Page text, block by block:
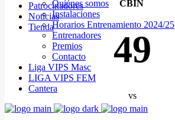
Quiénes somos
Instalaciones
Horarios Entrenamiento 2024/25
Entrenadores
Premios
Contacto
Liga VIPS Masc
LIGA VIPS FEM
Cantera
Patrocinadores
Noticias
Tienda
CBIN
49
vs